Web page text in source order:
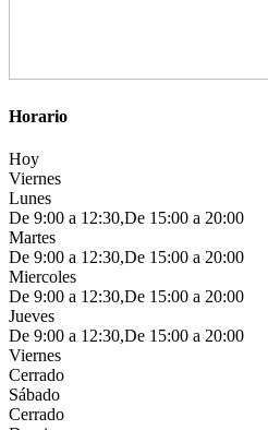
Horario
Hoy
Viernes
Lunes
De 9:00 a 12:30,De 15:00 a 20:00
Martes
De 9:00 a 12:30,De 15:00 a 20:00
Miercoles
De 9:00 a 12:30,De 15:00 a 20:00
Jueves
De 9:00 a 12:30,De 15:00 a 20:00
Viernes
Cerrado
Sábado
Cerrado